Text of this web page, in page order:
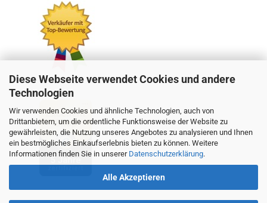
Diese Webseite verwendet Cookies und andere
Technologien
Wir verwenden Cookies und ähnliche Technologien, auch von
Drittanbietern, um die ordentliche Funktionsweise der Website zu
gewährleisten, die Nutzung unseres Angebotes zu analysieren und Ihnen
ein bestmögliches Einkaufserlebnis bieten zu können. Weitere
Informationen finden Sie in unserer Datenschutzerklärung.
Alle Akzeptieren